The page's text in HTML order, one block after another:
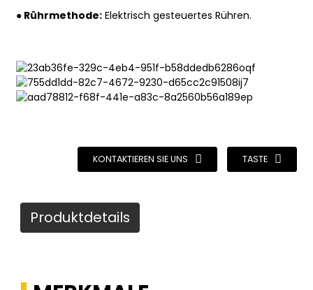
● Rührmethode:Elektrisch gesteuertes Rühren.
KONTAKTIEREN SIE UNS TASTE
Produktdetails